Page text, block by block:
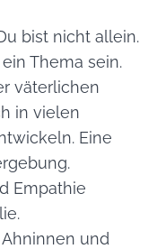
bist nicht allein.
Thema sein.
väterlichen
in vielen
Eine
Empathie
und